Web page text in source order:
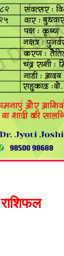
राशिफल